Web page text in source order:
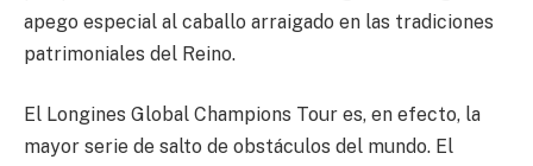
apego especial al caballo arraigado en las tradiciones
patrimoniales del Reino.
El Longines Global Champions Tour es, en efecto, la
mayor serie de salto de obstáculos del mundo. El